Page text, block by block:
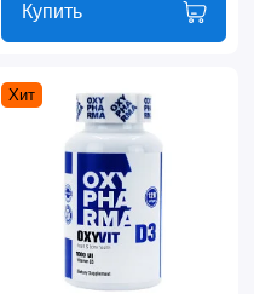
Купить
Хит